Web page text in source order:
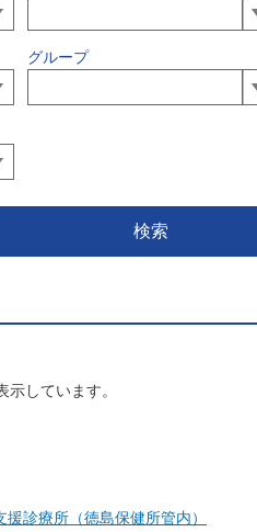
グループ
示しています。
援診療所（徳島保健所管内）